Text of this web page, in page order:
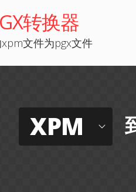
转换器
文件为pgx文件
XPM